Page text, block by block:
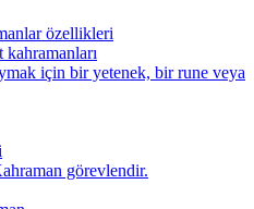
özellikleri
kahramanları
için bir yetenek, bir rune veya
görevlendir.